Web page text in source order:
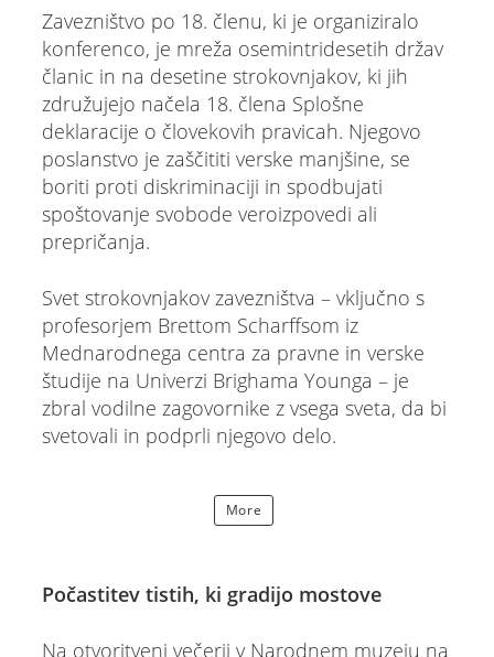
Zavezništvo po 18. členu, ki je organiziralo
konferenco, je mreža osemintridesetih držav
članic in na desetine strokovnjakov, ki jih
združujejo načela 18. člena Splošne
deklaracije o človekovih pravicah. Njegovo
poslanstvo je zaščititi verske manjšine, se
boriti proti diskriminaciji in spodbujati
spoštovanje svobode veroizpovedi ali
prepričanja.
Svet strokovnjakov zavezništva – vključno s
profesorjem Brettom Scharffsom iz
Mednarodnega centra za pravne in verske
študije na Univerzi Brighama Younga – je
zbral vodilne zagovornike z vsega sveta, da bi
svetovali in podprli njegovo delo.
More
Počastitev tistih, ki gradijo mostove
Na otvoritveni večerji v Narodnem muzeju na